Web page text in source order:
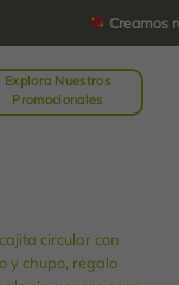
Creamos
Explora Nuestros
Promocionales